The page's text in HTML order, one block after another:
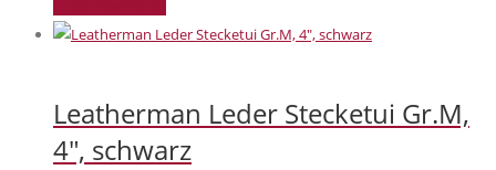
Leatherman Leder Stecketui Gr.M,
4″, schwarz